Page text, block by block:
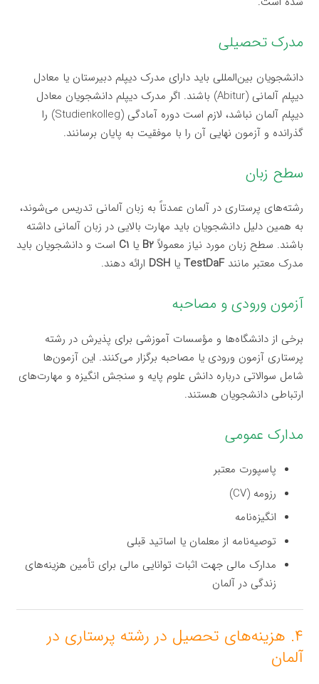
مدرک تحصیلی
دانشجویان بین‌المللی باید دارای مدرک دیپلم دبیرستان یا معادل
دیپلم آلمانی (Abitur) باشند. اگر مدرک دیپلم دانشجویان معادل
دیپلم آلمان نباشد، لازم است دوره آمادگی (Studienkolleg) را
گذرانده و آزمون نهایی آن را با موفقیت به پایان برسانند.
سطح زبان
رشته‌های پرستاری در آلمان عمدتاً به زبان آلمانی تدریس می‌شوند،
به همین دلیل دانشجویان باید مهارت بالایی در زبان آلمانی داشته
باشند. سطح زبان مورد نیاز معمولاًB2 یاC1 است و دانشجویان باید
مدرک معتبر مانندTestDaF یاDSH ارائه دهند.
آزمون ورودی و مصاحبه
برخی از دانشگاه‌ها و مؤسسات آموزشی برای پذیرش در رشته
پرستاری آزمون ورودی یا مصاحبه برگزار می‌کنند. این آزمون‌ها
شامل سوالاتی درباره دانش علوم پایه و سنجش انگیزه و مهارت‌های
ارتباطی دانشجویان هستند.
مدارک عمومی
پاسپورت معتبر
رزومه (CV)
انگیزه‌نامه
توصیه‌نامه از معلمان یا اساتید قبلی
مدارک مالی جهت اثبات توانایی مالی برای تأمین هزینه‌های
زندگی در آلمان
۴. هزینه‌های تحصیل در رشته پرستاری در
آلمان